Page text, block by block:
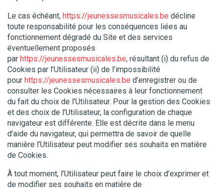
Le cas échéant, https://jeunessesmusicales.be décline
toute responsabilité pour les conséquences liées au
fonctionnement dégradé du Site et des services
éventuellement proposés
par https://jeunessesmusicales.be, résultant (i) du refus de
Cookies par l’Utilisateur (ii) de l’impossibilité
pour https://jeunessesmusicales.be d’enregistrer ou de
consulter les Cookies nécessaires à leur fonctionnement
du fait du choix de l’Utilisateur. Pour la gestion des Cookies
et des choix de l’Utilisateur, la configuration de chaque
navigateur est différente. Elle est décrite dans le menu
d’aide du navigateur, qui permettra de savoir de quelle
manière l’Utilisateur peut modifier ses souhaits en matière
de Cookies.
À tout moment, l’Utilisateur peut faire le choix d’exprimer et
de modifier ses souhaits en matière de